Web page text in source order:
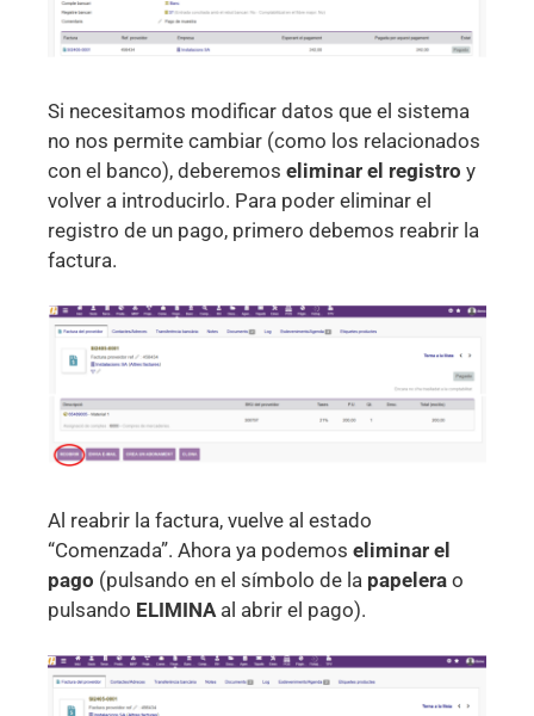
Si necesitamos modificar datos que el sistema
no nos permite cambiar (como los relacionados
con el banco), deberemos eliminar el registro y
volver a introducirlo. Para poder eliminar el
registro de un pago, primero debemos reabrir la
factura.
Al reabrir la factura, vuelve al estado
“Comenzada”. Ahora ya podemos eliminar el
pago (pulsando en el símbolo de la papelera o
pulsando ELIMINA al abrir el pago).